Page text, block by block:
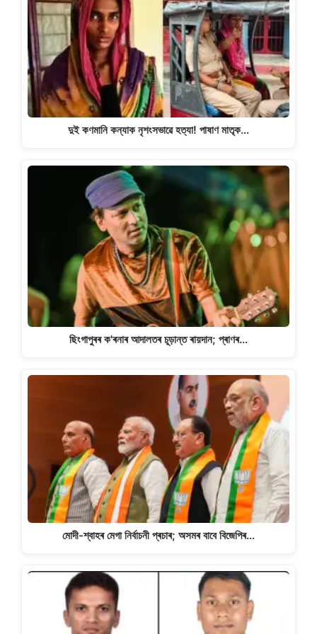
দুই কণমানি কন্যাক নৃশংসভাৱে হত্যা! পাষাণ মাতৃক…
ছিংগাপুৰৰ ক'ৰনাৰ আদালতৰ চূড়ান্ত ৰায়দান; প্ৰাণৰ…
মোদী-শ্বাহৰ মেগা নিৰ্বাচনী প্ৰচাৰ; অসমৰ বাবে বিজেপিৰ…